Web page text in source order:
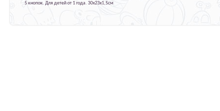
5 кнопок. Для детей от 1 года. 30х23х1,5см